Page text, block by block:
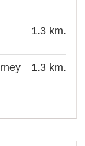
1.3 km.
1.3 km.